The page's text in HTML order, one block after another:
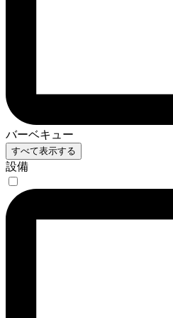
バーベキュー
すべて表示する
設備